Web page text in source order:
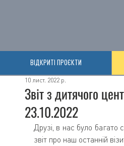
ВІДКРИТІ ПРОЄКТИ
Звіт з дитячого
23.10.2022
10 лист. 2022 р.
Друзі, в нас було багато
звіт про наш останній